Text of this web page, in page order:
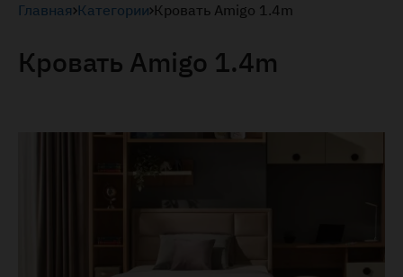
Главная Категории Кровать Amigo 1.4m
Кровать Amigo 1.4m